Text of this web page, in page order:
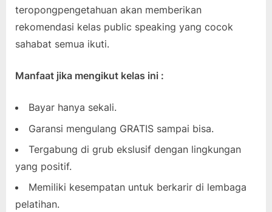
teropongpengetahuan akan memberikan
rekomendasi kelas public speaking yang cocok
sahabat semua ikuti.
Manfaat jika mengikut kelas ini :
Bayar hanya sekali.
Garansi mengulang GRATIS sampai bisa.
Tergabung di grub ekslusif dengan lingkungan
yang positif.
Memiliki kesempatan untuk berkarir di lembaga
pelatihan.